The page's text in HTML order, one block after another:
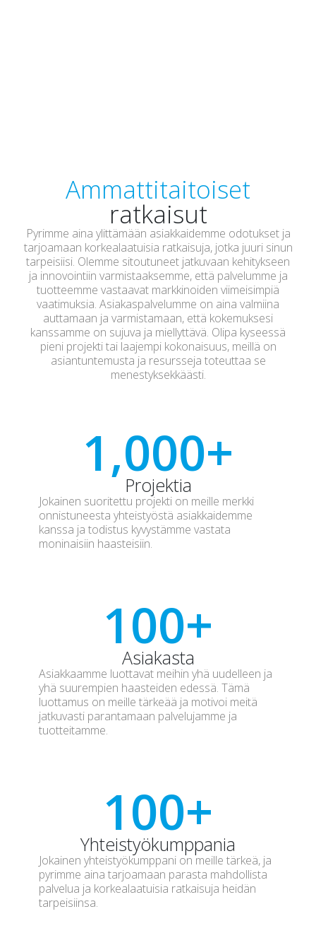
Ammattitaitoiset
ratkaisut
Pyrimme aina ylittämään asiakkaidemme odotukset ja
tarjoamaan korkealaatuisia ratkaisuja, jotka juuri sinun
tarpeisiisi. Olemme sitoutuneet jatkuvaan kehitykseen
ja innovointiin varmistaaksemme, että palvelumme ja
tuotteemme vastaavat markkinoiden viimeisimpiä
vaatimuksia. Asiakaspalvelumme on aina valmiina
auttamaan ja varmistamaan, että kokemuksesi
kanssamme on sujuva ja miellyttävä. Olipa kyseessä
pieni projekti tai laajempi kokonaisuus, meillä on
asiantuntemusta ja resursseja toteuttaa se
menestyksekkäästi.
1,000+
Projektia
Jokainen suoritettu projekti on meille merkki
onnistuneesta yhteistyöstä asiakkaidemme
kanssa ja todistus kyvystämme vastata
moninaisiin haasteisiin.
100+
Asiakasta
Asiakkaamme luottavat meihin yhä uudelleen ja
yhä suurempien haasteiden edessä. Tämä
luottamus on meille tärkeää ja motivoi meitä
jatkuvasti parantamaan palvelujamme ja
tuotteitamme.
100+
Yhteistyökumppania
Jokainen yhteistyökumppani on meille tärkeä, ja
pyrimme aina tarjoamaan parasta mahdollista
palvelua ja korkealaatuisia ratkaisuja heidän
tarpeisiinsa.